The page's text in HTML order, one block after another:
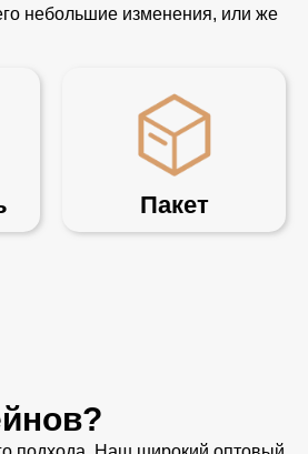
небольшие изменения, или же
Пакет